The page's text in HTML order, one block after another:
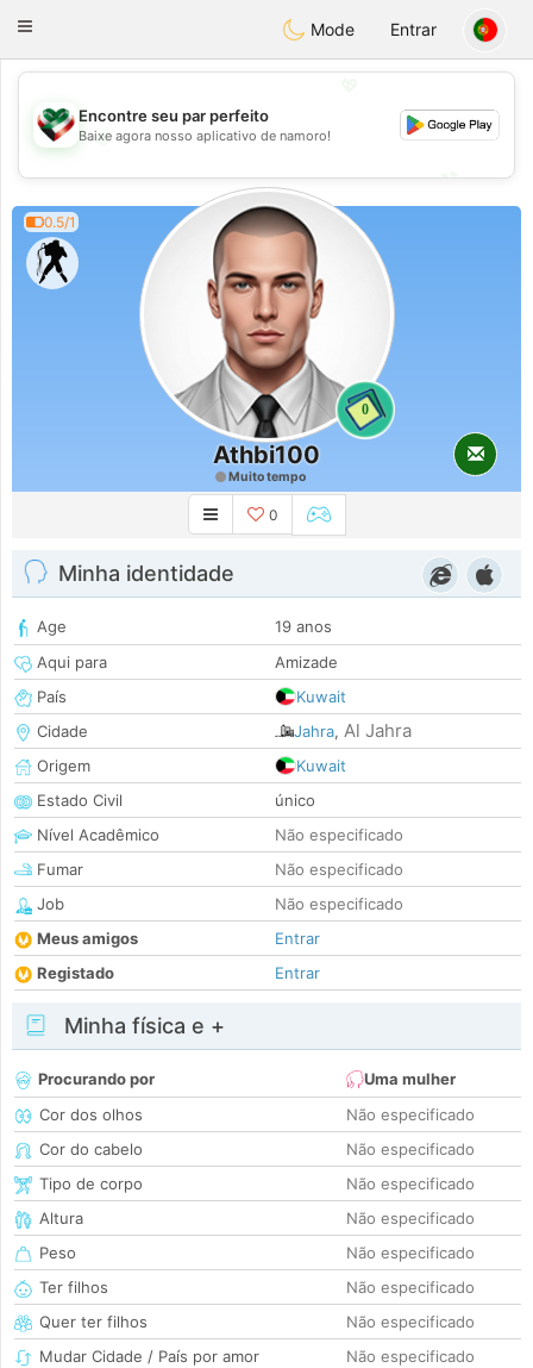
KuwaitChat
Toggle
Mode Entrar
💖
💕
💕
Encontre seu par perfeito
Baixe agora nosso aplicativo de namoro!
0.5/1
0
Athbi100
Muito tempo
0
Minha identidade
Age
19 anos
Aqui para
Amizade
País
Kuwait
Cidade
Jahra, Al Jahra
Origem
Kuwait
Estado Civil
único
Nível Acadêmico
Não especificado
Fumar
Não especificado
Job
Não especificado
Meus amigos
Entrar
Registado
Entrar
Minha física e +
Procurando por
Uma mulher
Cor dos olhos
Não especificado
Cor do cabelo
Não especificado
Tipo de corpo
Não especificado
Altura
Não especificado
Peso
Não especificado
Ter filhos
Não especificado
Quer ter filhos
Não especificado
Mudar Cidade / País por amor
Não especificado